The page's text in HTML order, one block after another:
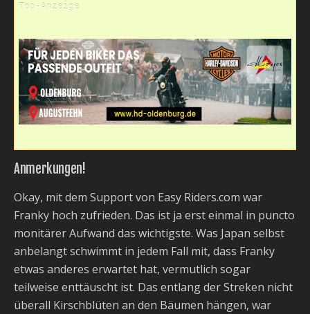
Top-Anzeige
Anmerkungen!
Okay, mit dem Support von Easy Riders.com war
Franky hoch zufrieden. Das ist ja erst einmal in puncto
monitärer Aufwand das wichtigste. Was Japan selbst
anbelangt schwimmt in jedem Fall mit, dass Franky
etwas anderes erwartet hat, vermutlich sogar
teilweise enttäuscht ist. Das entlang der Streken nicht
überall Kirschblüten an den Bäumen hängen, war